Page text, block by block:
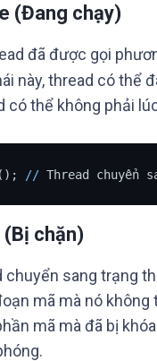
(Đang chạy)
đã được gọi
này, thread có thể
có thể không phải
// Thread chuyển
chặn)
chuyển sang trạng
mã mà nó không
mã mà đã bị